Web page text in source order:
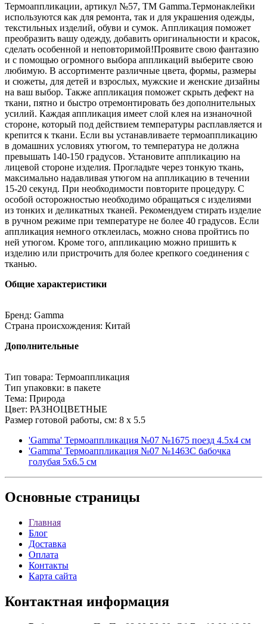
Термоаппликации, артикул №57, ТМ Gamma.Термонаклейки
используются как для ремонта, так и для украшения одежды,
текстильных изделий, обуви и сумок. Аппликация поможет
преобразить вашу одежду, добавить оригинальности и красок,
сделать особенной и неповторимой!Проявите свою фантазию
и с помощью огромного выбора аппликаций выберите свою
любимую. В ассортименте различные цвета, формы, размеры
и сюжеты, для детей и взрослых, мужские и женские дизайны
на ваш выбор. Также аппликация поможет скрыть дефект на
ткани, пятно и быстро отремонтировать без дополнительных
усилий. Каждая аппликация имеет слой клея на изнаночной
стороне, который под действием температуры расплавляется и
крепится к ткани. Если вы устанавливаете термоаппликацию
в домашних условиях утюгом, то температура не должна
превышать 140-150 градусов. Установите аппликацию на
лицевой стороне изделия. Прогладьте через тонкую ткань,
максимально надавливая утюгом на аппликацию в течении
15-20 секунд. При необходимости повторите процедуру. С
особой осторожностью необходимо обращаться с изделиями
из тонких и деликатных тканей. Рекомендуем стирать изделие
в ручном режиме при температуре не более 40 градусов. Если
аппликация немного отклеилась, можно снова пройтись по
ней утюгом. Кроме того, аппликацию можно пришить к
изделию или пристрочить для более крепкого соединения с
тканью.
Общие характеристики
Бренд: Gamma
Страна происхождения: Китай
Дополнительные
Тип товара: Термоаппликация
Тип упаковки: в пакете
Тема: Природа
Цвет: РАЗНОЦВЕТНЫЕ
Размер готовой работы, см: 8 x 5.5
'Gamma' Термоаппликация №07 №1675 поезд 4.5х4 см
'Gamma' Термоаппликация №07 №1463C бабочка
голубая 5х6.5 см
Основные страницы
Главная
Блог
Доставка
Оплата
Контакты
Карта сайта
Контактная информация